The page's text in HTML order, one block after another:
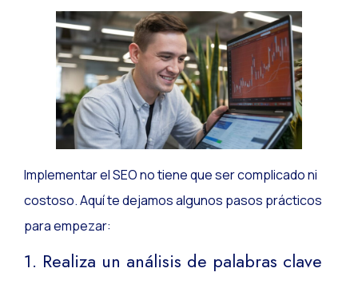
Implementar el SEO no tiene que ser complicado ni
costoso. Aquí te dejamos algunos pasos prácticos
para empezar:
1. Realiza un análisis de palabras clave